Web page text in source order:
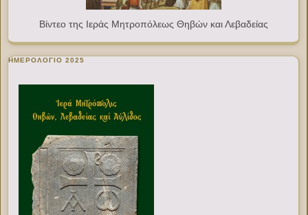
Βίντεο της Ιεράς Μητροπόλεως Θηβών και Λεβαδείας
ΗΜΕΡΟΛΟΓΙΟ 2025